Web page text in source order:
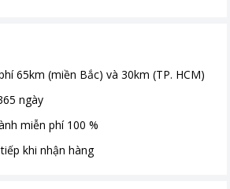
65km (miền Bắc) và 30km (TP. HCM)
ngày
miễn phí 100 %
khi nhận hàng